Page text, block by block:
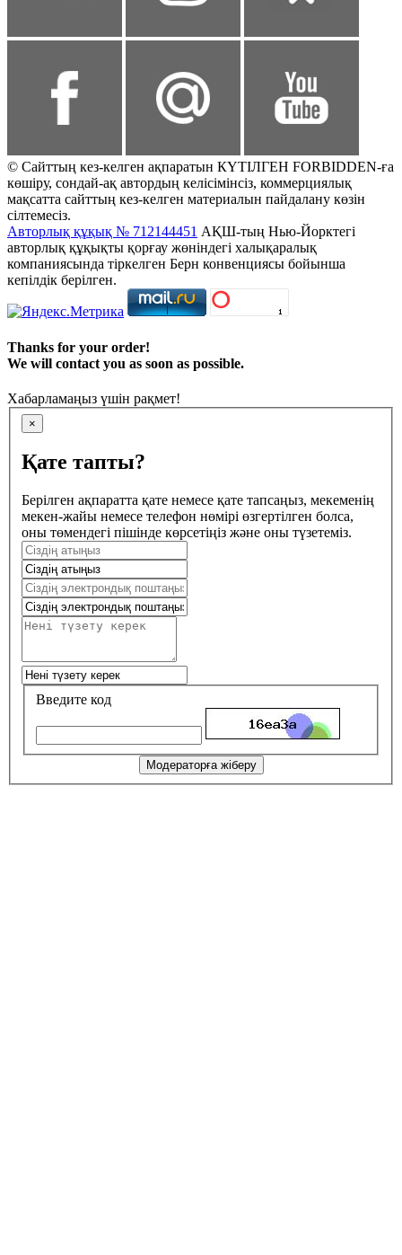
© Сайттың кез-келген ақпаратын КҮТІЛГЕН FORBIDDEN-ға
көшіру, сондай-ақ автордың келісімінсіз, коммерциялық
мақсатта сайттың кез-келген материалын пайдалану көзін
сілтемесіз.
Авторлық құқық № 712144451 АҚШ-тың Нью-Йорктегі
авторлық құқықты қорғау жөніндегі халықаралық
компаниясында тіркелген Берн конвенциясы бойынша
кепілдік берілген.
Thanks for your order!
We will contact you as soon as possible.
Хабарламаңыз үшін рақмет!
×
Қате тапты?
Берілген ақпаратта қате немесе қате тапсаңыз, мекеменің
мекен-жайы немесе телефон нөмірі өзгертілген болса,
оны төмендегі пішінде көрсетіңіз және оны түзетеміз.
Введите код
Модераторға жіберу